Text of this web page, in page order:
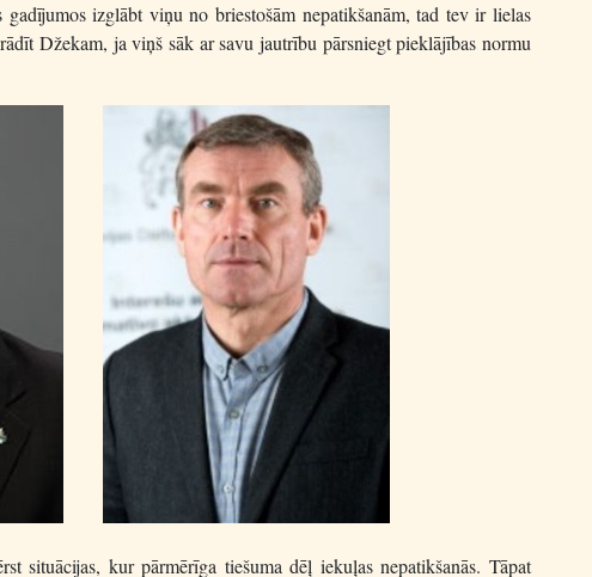
izglābt viņu no briestošām nepatikšanām, tad tev ir lielas
Džekam, ja viņš sāk ar savu jautrību pārsniegt pieklājības normu
situācijas, kur pārmērīga tiešuma dēļ iekuļas nepatikšanās. Tāpat